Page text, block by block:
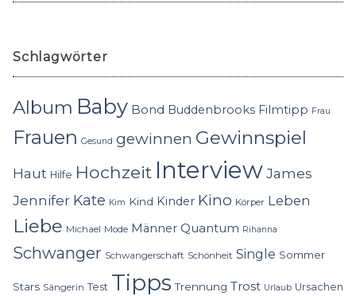
Schlagwörter
Album Baby Bond Buddenbrooks Filmtipp Frau
Frauen Gesund gewinnen Gewinnspiel
Haut Hilfe Hochzeit InterviewJames
Jennifer Kate Kim Kind Kinder Kino Körper Leben
Liebe Michael Mode Männer Quantum Rihanna
Schwanger Schwangerschaft Schönheit Single Sommer
Stars Sängerin Test Tipps Trennung Trost Urlaub Ursachen